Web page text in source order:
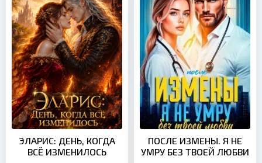
билет в личный ад. Кан — тот
ещё босс: опасный,
язвительный, с...
и боли, человек, для...
ЭЛАРИС: ДЕНЬ, КОГДА
ВСЁ ИЗМЕНИЛОСЬ
ПОСЛЕ ИЗМЕНЫ. Я НЕ
УМРУ БЕЗ ТВОЕЙ ЛЮБВИ